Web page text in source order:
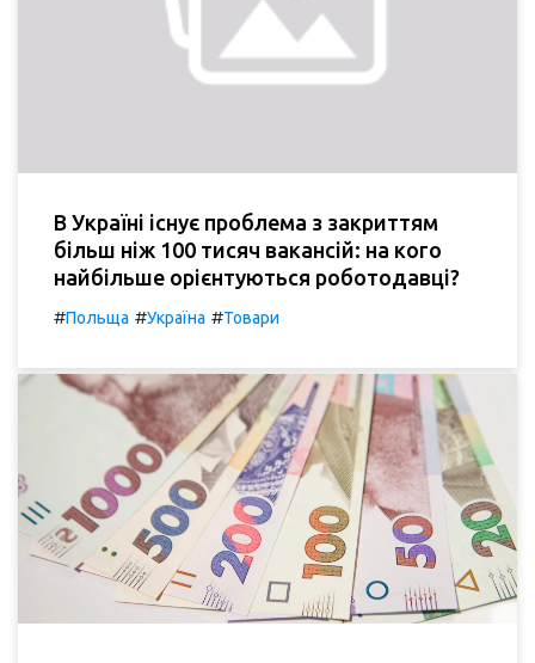
В Україні існує проблема з закриттям
більш ніж 100 тисяч вакансій: на кого
найбільше орієнтуються роботодавці?
#Польща #Україна #Товари